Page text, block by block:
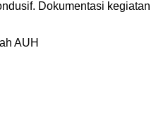
Dokumentasi kegiatan
AUH